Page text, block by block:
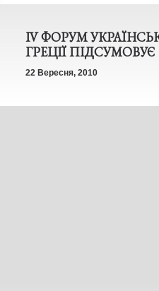
IV ФОРУМ
ГРЕЦІЇ ПІДСУМОВУЄ
22 Вересня, 2010